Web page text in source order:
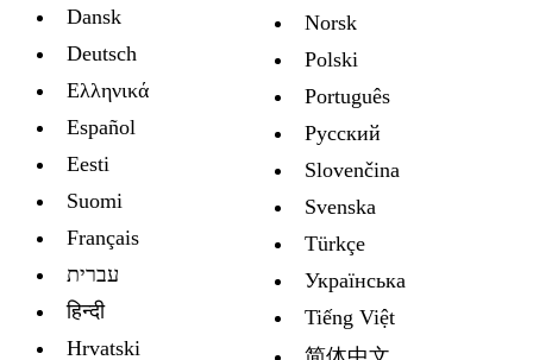
Dansk
Deutsch
Ελληνικά
Español
Eesti
Suomi
Français
עברית
हिन्दी
Hrvatski
Norsk
Polski
Português
Русский
Slovenčina
Svenska
Türkçe
Украïнська
Tiếng Việt